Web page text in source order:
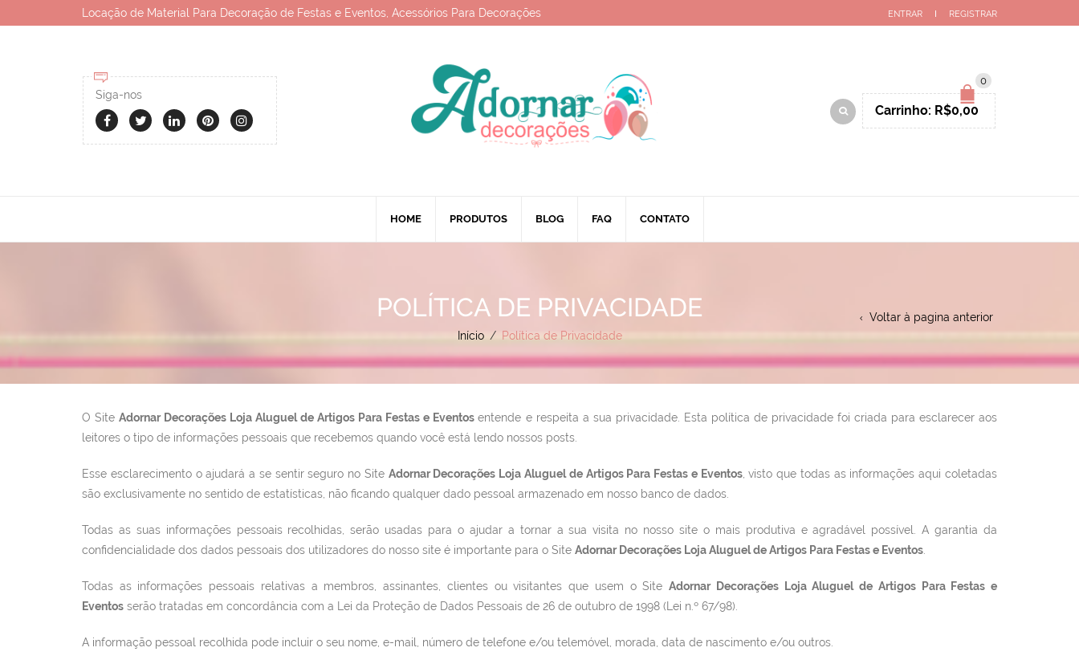
Locação de Material Para Decoração de Festas e Eventos, Acessórios Para Decorações ENTRAR REGISTRAR
Siga-nos
0
Carrinho: R$0,00
HOME PRODUTOS BLOG FAQ CONTATO
POLÍTICA DE PRIVACIDADE
Início / Política de Privacidade
Voltar à pagina anterior
O SiteAdornar Decorações Loja Aluguel de Artigos Para Festas e Eventosentende e respeita a sua privacidade. Esta política de privacidade foi criada para esclarecer aos
leitores o tipo de informações pessoais que recebemos quando você está lendo nossos posts.
Esse esclarecimento o ajudará a se sentir seguro no Site Adornar Decorações Loja Aluguel de Artigos Para Festas e Eventos, visto que todas as informações aqui coletadas
são exclusivamente no sentido de estatísticas, não ficando qualquer dado pessoal armazenado em nosso banco de dados.
Todas as suas informações pessoais recolhidas, serão usadas para o ajudar a tornar a sua visita no nosso site o mais produtiva e agradável possível. A garantia da
confidencialidade dos dados pessoais dos utilizadores do nosso site é importante para o Site Adornar Decorações Loja Aluguel de Artigos Para Festas e Eventos
Todas as informações pessoais relativas a membros, assinantes, clientes ou visitantes que usem o SiteAdornar Decorações Loja Aluguel de Artigos Para Festas e
Eventos serão tratadas em concordância com a Lei da Proteção de Dados Pessoais de 26 de outubro de 1998 (Lei n.º 67/98).
A informação pessoal recolhida pode incluir o seu nome, e-mail, número de telefone e/ou telemóvel, morada, data de nascimento e/ou outros.